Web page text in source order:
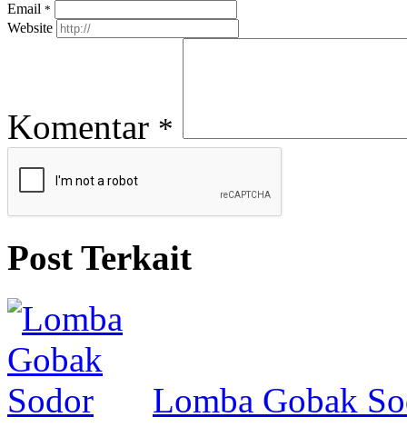
Email *
Website
Komentar *
Post Terkait
Lomba Gobak